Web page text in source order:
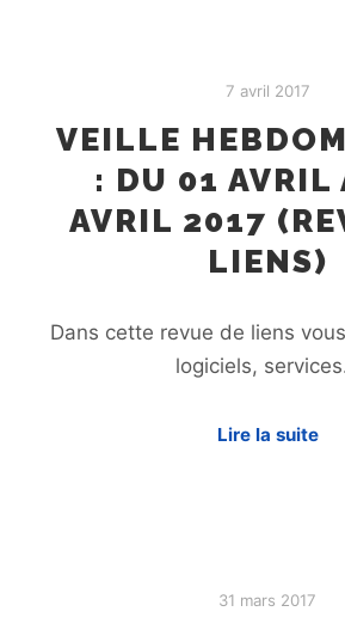
7 avril 2017
VEILLE
: DU 01 AVRIL
AVRIL 2017
LIENS)
Dans cette revue de liens
logiciels,
Lire la suite
31 mars 2017